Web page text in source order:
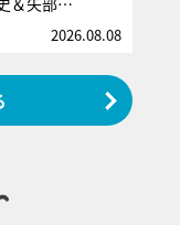
2026.08.08